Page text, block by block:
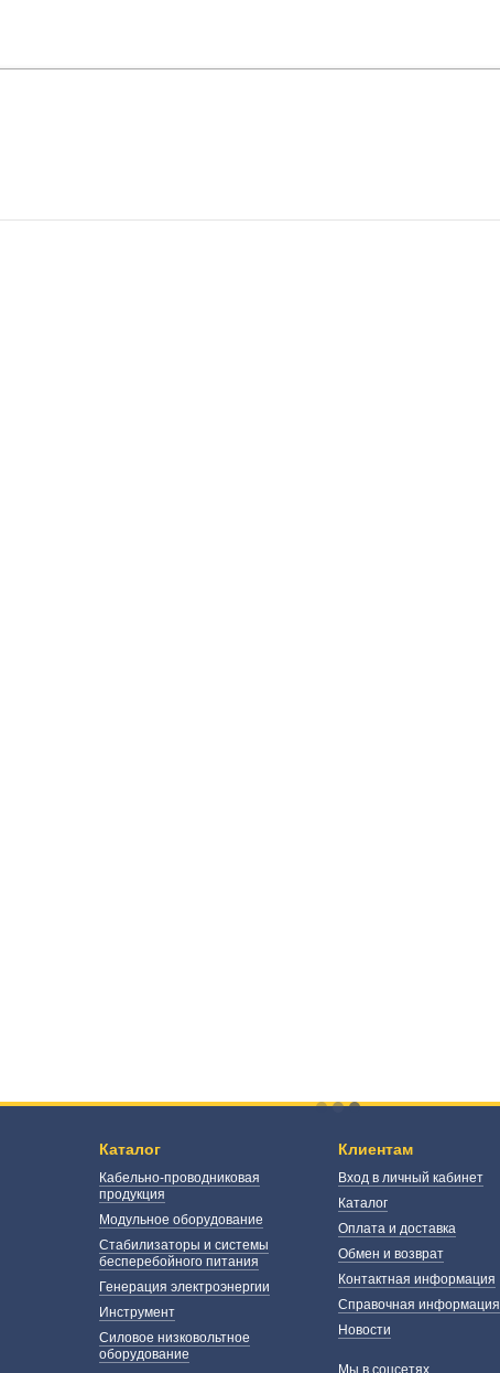
Каталог
Кабельно-проводниковая
продукция
Модульное оборудование
Стабилизаторы и системы
бесперебойного питания
Генерация электроэнергии
Инструмент
Силовое низковольтное
оборудование
Клиентам
Вход в личный кабинет
Каталог
Оплата и доставка
Обмен и возврат
Контактная информация
Справочная информация
Новости
Мы в соцсетях